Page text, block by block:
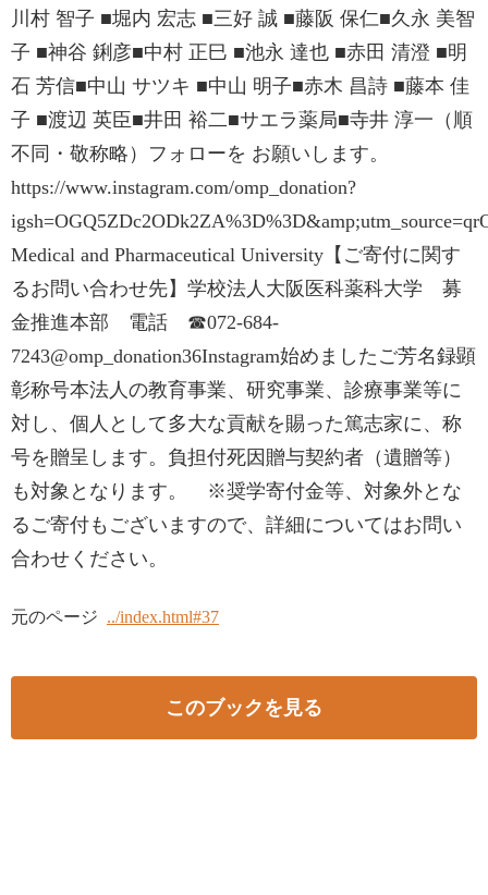
川村 智子 ■堀内 宏志 ■三好 誠 ■藤阪 保仁■久永 美智
子 ■神谷 鋓彦■中村 正巳 ■池永 達也 ■赤田 清澄 ■明
石 芳信■中山 サツキ ■中山 明子■赤木 昌詩 ■藤本 佳
子 ■渡辺 英臣■井田 裕二■サエラ薬局■寺井 淳一（順
不同・敬称略）フォローを お願いします。
https://www.instagram.com/omp_donation?
Medical and Pharmaceutical University【ご寄付に関す
るお問い合わせ先】学校法人大阪医科薬科大学 募
金推進本部 電話 ☎072-684-
7243@omp_donation36Instagram始めましたご芳名録顕
彰称号本法人の教育事業、研究事業、診療事業等に
対し、個人として多大な貢献を賜った篤志家に、称
号を贈呈します。負担付死因贈与契約者（遺贈等）
も対象となります。 ※奨学寄付金等、対象外とな
るご寄付もございますので、詳細についてはお問い
合わせください。
元のページ ../index.html#37
このブックを見る